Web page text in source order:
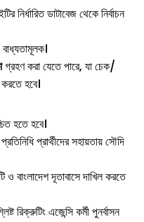
নির্ধারিত ডাটাবেজ থেকে নির্বাচন
গ্রহণ করা যেতে পারে, যা চেক/
হবে।
হতে হবে।
প্রার্থীদের সহায়তায় সৌদি
ও বাংলাদেশ দূতাবাসে দাখিল করতে
রিক্রুটিং এজেন্সি কর্মী পুনর্বাসন